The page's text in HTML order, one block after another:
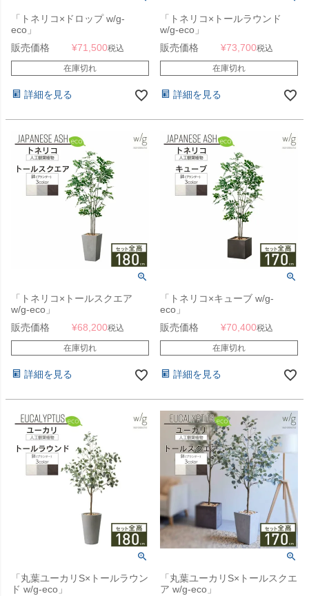
「トネリコ×ドロップ w/g-
eco」
販売価格
¥71,500税込
在庫切れ
詳細を見る
「トネリコ×トールラウンド
w/g-eco」
販売価格
¥73,700税込
在庫切れ
詳細を見る
「トネリコ×トールスクエア
w/g-eco」
販売価格
¥68,200税込
在庫切れ
詳細を見る
「トネリコ×キューブ w/g-
eco」
販売価格
¥70,400税込
在庫切れ
詳細を見る
「丸葉ユーカリS×トールラウン
ド w/g-eco」
「丸葉ユーカリS×トールスクエ
ア w/g-eco」